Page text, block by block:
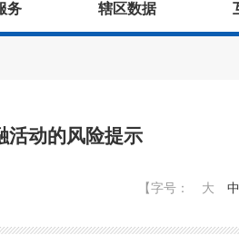
务 辖区数据
活动的风险提示
【字号： 大 中